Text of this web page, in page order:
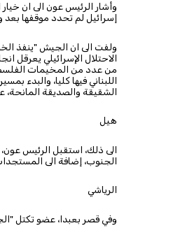
وأشار الرئيس عون الى ان خيار
إسرائيل لم تحدد موقفها بعد
ولفت الى ان الجيش "ينفذ
الاحتلال الإسرائيلي يعرقل
من عدد من المخيمات
اللبناني فيها كليا، والبدء
الشقيقة والصديقة المانحة،
هيل
الى ذلك، استقبل الرئيس
الجنوب، إضافة الى
الرياشي
وفي قصر بعبدا، عضو تكتل